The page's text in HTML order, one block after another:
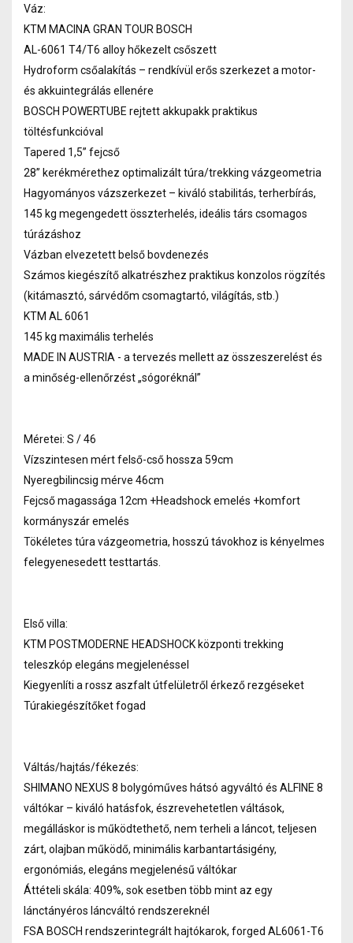
Váz:
KTM MACINA GRAN TOUR BOSCH
AL-6061 T4/T6 alloy hőkezelt csőszett
Hydroform csőalakítás – rendkívül erős szerkezet a motor-
és akkuintegrálás ellenére
BOSCH POWERTUBE rejtett akkupakk praktikus
töltésfunkcióval
Tapered 1,5” fejcső
28” kerékmérethez optimalizált túra/trekking vázgeometria
Hagyományos vázszerkezet – kiváló stabilitás, terherbírás,
145 kg megengedett összterhelés, ideális társ csomagos
túrázáshoz
Vázban elvezetett belső bovdenezés
Számos kiegészítő alkatrészhez praktikus konzolos rögzítés
(kitámasztó, sárvédőm csomagtartó, világítás, stb.)
KTM AL 6061
145 kg maximális terhelés
MADE IN AUSTRIA - a tervezés mellett az összeszerelést és
a minőség-ellenőrzést „sógoréknál”
Méretei: S / 46
Vízszintesen mért felső-cső hossza 59cm
Nyeregbilincsig mérve 46cm
Fejcső magassága 12cm +Headshock emelés +komfort
kormányszár emelés
Tökéletes túra vázgeometria, hosszú távokhoz is kényelmes
felegyenesedett testtartás.
Első villa:
KTM POSTMODERNE HEADSHOCK központi trekking
teleszkóp elegáns megjelenéssel
Kiegyenlíti a rossz aszfalt útfelületről érkező rezgéseket
Túrakiegészítőket fogad
Váltás/hajtás/fékezés:
SHIMANO NEXUS 8 bolygóműves hátsó agyváltó és ALFINE 8
váltókar – kiváló hatásfok, észrevehetetlen váltások,
megálláskor is működtethető, nem terheli a láncot, teljesen
zárt, olajban működő, minimális karbantartásigény,
ergonómiás, elegáns megjelenésű váltókar
Áttételi skála: 409%, sok esetben több mint az egy
lánctányéros láncváltó rendszereknél
FSA BOSCH rendszerintegrált hajtókarok, forged AL6061-T6